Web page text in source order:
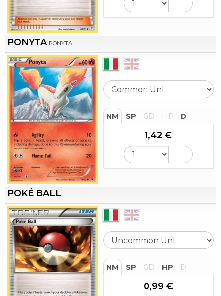
PONYTA PONYTA
NM SP GD HP D
1,42 €
POKÉ BALL
NM SP GD HP D
0,99 €